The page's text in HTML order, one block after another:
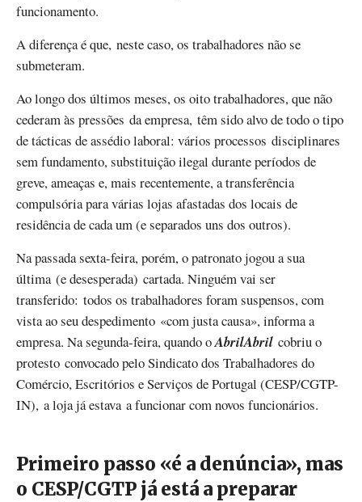
funcionamento.
A diferença é que, neste caso, os trabalhadores não se
submeteram.
Ao longo dos últimos meses, os oito trabalhadores, que não
cederam às pressões da empresa, têm sido alvo de todo o tipo
de tácticas de assédio laboral: vários processos disciplinares
sem fundamento, substituição ilegal durante períodos de
greve, ameaças e, mais recentemente, a transferência
compulsória para várias lojas afastadas dos locais de
residência de cada um (e separados uns dos outros).
Na passada sexta-feira, porém, o patronato jogou a sua
última (e desesperada) cartada. Ninguém vai ser
transferido: todos os trabalhadores foram suspensos, com
vista ao seu despedimento «com justa causa», informa a
empresa. Na segunda-feira, quando oAbrilAbril cobriu o
protesto convocado pelo Sindicato dos Trabalhadores do
Comércio, Escritórios e Serviços de Portugal (CESP/CGTP-
IN), a loja já estava a funcionar com novos funcionários.
Primeiro passo «é a denúncia», mas
o CESP/CGTP já está a preparar